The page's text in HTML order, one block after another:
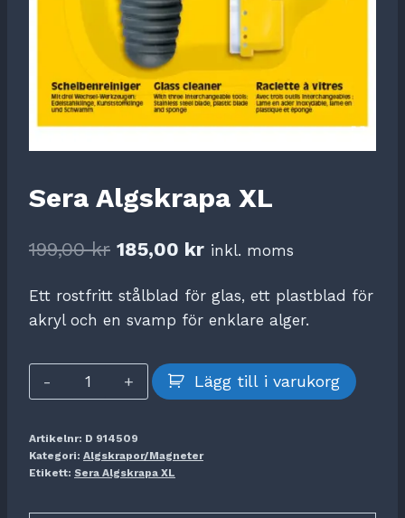
Sera Algskrapa XL
199,00kr Det
199,00 kr.
185,00 krDet
priset
185,00 kr.
inkl. moms
Ett rostfritt stålblad för glas, ett plastblad för
akryl och en svamp för enklare alger.
Sera
Algskrapa
mängd
Lägg till i varukorg
Artikelnr: D 914509
Kategori: Algskrapor/Magneter
Etikett: Sera Algskrapa XL